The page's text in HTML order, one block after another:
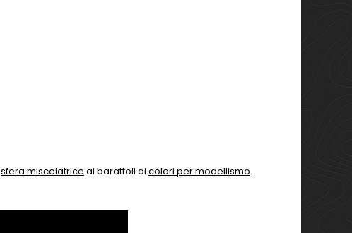
sfera miscelatrice ai barattoli ai colori per modellismo.